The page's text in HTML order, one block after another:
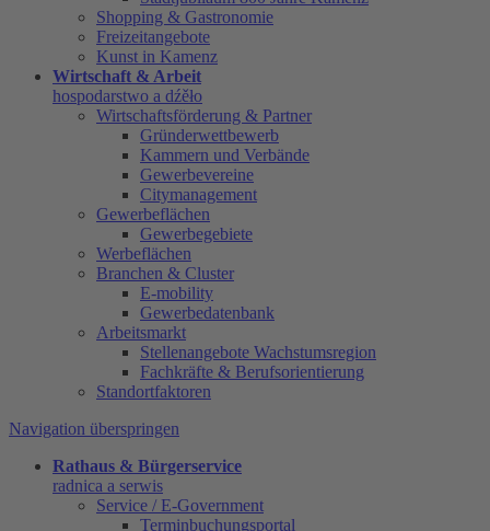
Shopping & Gastronomie
Freizeitangebote
Kunst in Kamenz
Wirtschaft & Arbeit
hospodarstwo a dźěło
Wirtschaftsförderung & Partner
Gründerwettbewerb
Kammern und Verbände
Gewerbevereine
Citymanagement
Gewerbeflächen
Gewerbegebiete
Werbeflächen
Branchen & Cluster
E-mobility
Gewerbedatenbank
Arbeitsmarkt
Stellenangebote Wachstumsregion
Fachkräfte & Berufsorientierung
Standortfaktoren
Navigation überspringen
Rathaus & Bürgerservice
radnica a serwis
Service / E-Government
Terminbuchungsportal